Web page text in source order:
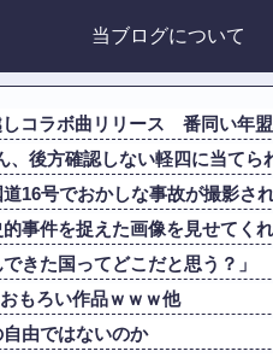
当ブログについて
コラボ曲リリース 番同い年
、後方確認しない軽四に当てら
16号でおかしな事故が撮影され
事件を捉えた画像を見せてくれ
きた国ってどこだと思う？」
もろい作品ｗｗｗ他
由ではないのか